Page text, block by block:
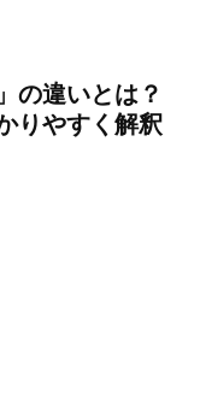
の違いとは？
りやすく解釈